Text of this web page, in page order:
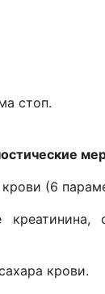
стоп.
(6
крови.